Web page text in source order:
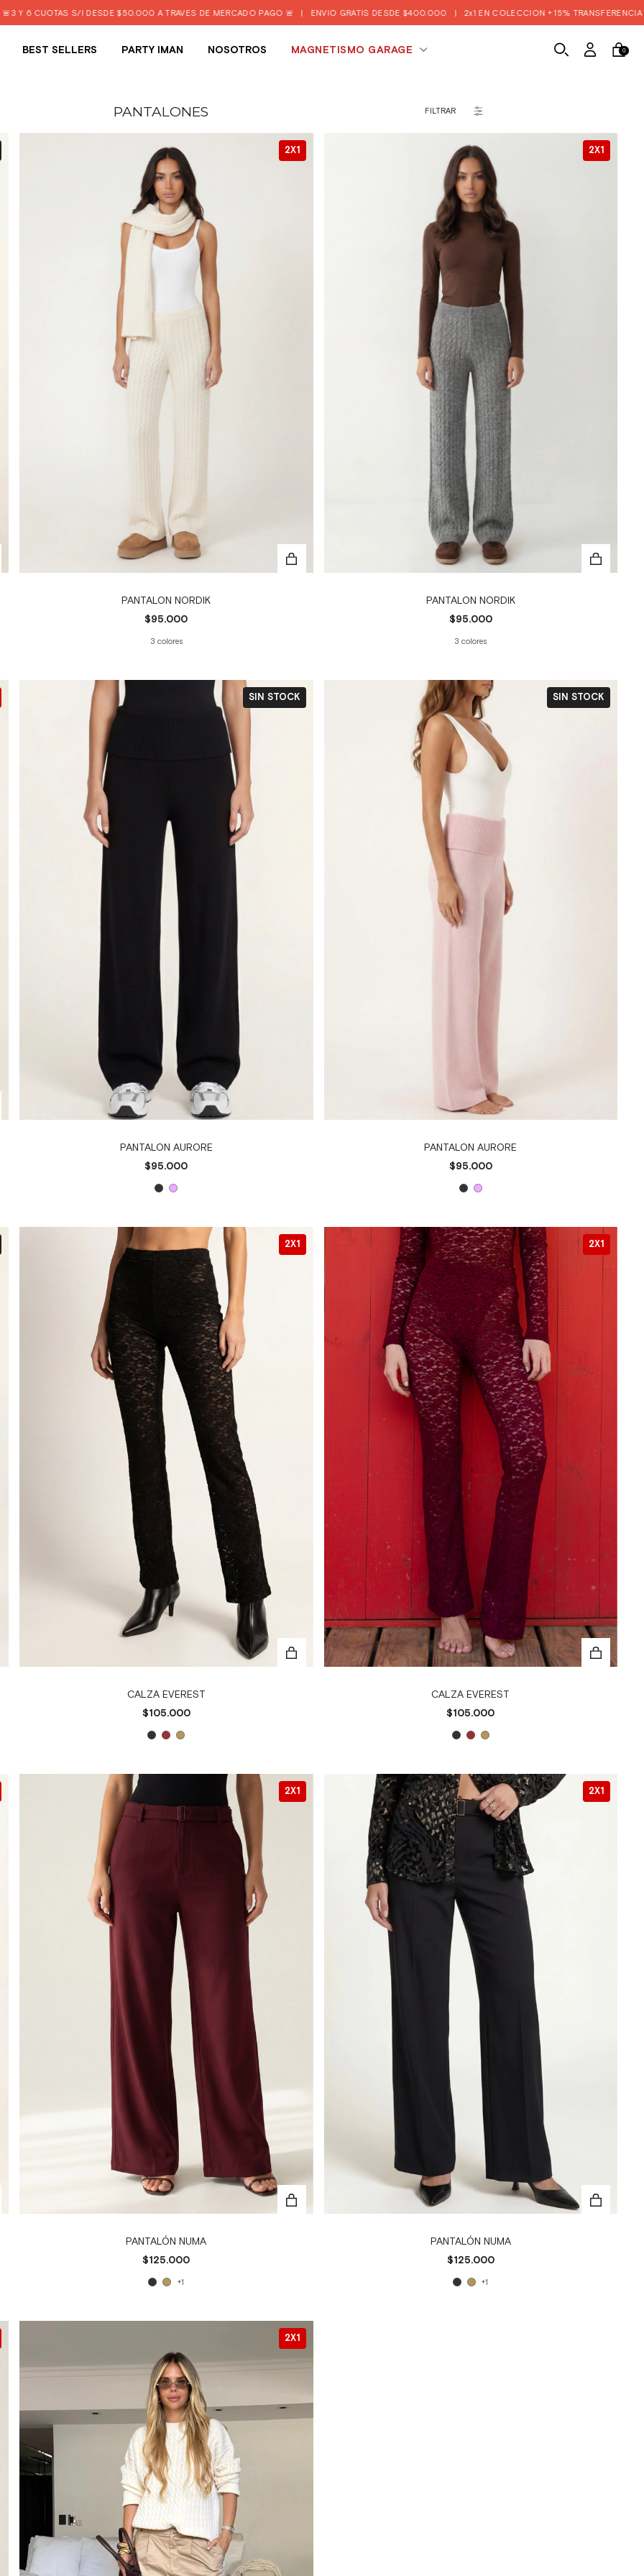
I DESDE $50.000 A TRAVÉS DE MERCADO PAGO 🚨 | ENVIO GRATIS DESDE $400.000 | 2x1 EN COLECCION + 15% TRANSFERENCIA Y EFECTIVO 🔥 |
BEST SELLERS PARTY IMAN NOSOTROS MAGNETISMO GARAGE 0
PANTALONES FILTRAR
2X1
PANTALON NORDIK
$95.000
3 colores
2X1
PANTALON NORDIK
$95.000
3 colores
SIN STOCK
PANTALON AURORE
$95.000
SIN STOCK
PANTALON AURORE
$95.000
2X1
CALZA EVEREST
$105.000
2X1
CALZA EVEREST
$105.000
2X1
PANTALÓN NUMA
$125.000
+1
2X1
PANTALÓN NUMA
$125.000
+1
2X1